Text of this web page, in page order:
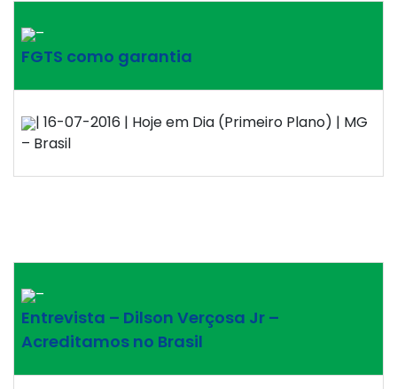
–
FGTS como garantia
| 16-07-2016 | Hoje em Dia (Primeiro Plano) | MG
– Brasil
–
Entrevista – Dilson Verçosa Jr –
Acreditamos no Brasil